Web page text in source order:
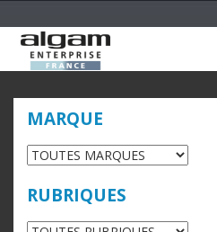
MARQUE
RUBRIQUES